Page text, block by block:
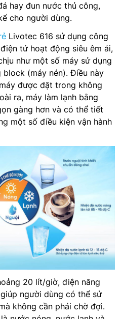
hay đun nước thủ công,
cho người dùng.
Livotec 616 sử dụng công
tử hoạt động siêu êm ái,
như một số máy sử dụng
block (máy nén). Điều này
được đặt trong không
ra, máy làm lạnh bằng
gàng hơn và có thể tiết
một số điều kiện vận hành
20 lít/giờ, điện năng
người dùng có thể sử
không cần phải chờ đợi.